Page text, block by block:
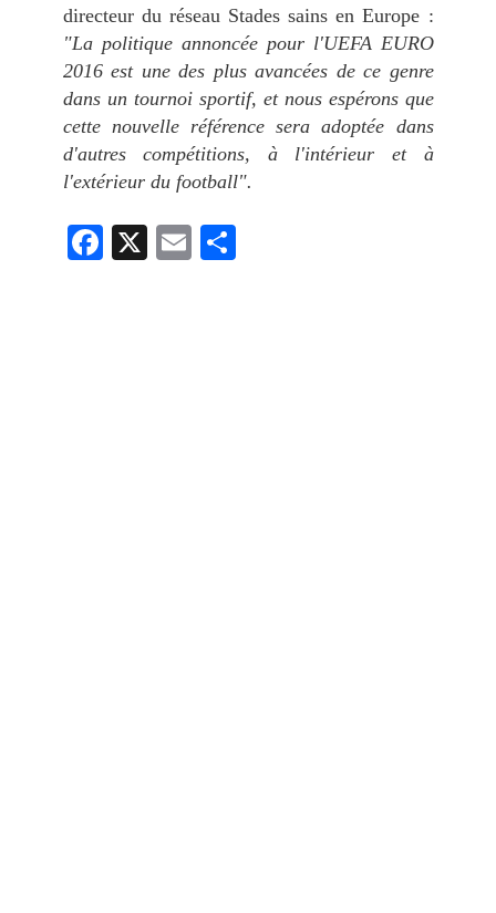
directeur du réseau Stades sains en Europe :
"La politique annoncée pour l'UEFA EURO
2016 est une des plus avancées de ce genre
dans un tournoi sportif, et nous espérons que
cette nouvelle référence sera adoptée dans
d'autres compétitions, à l'intérieur et à
l'extérieur du football".
Fa
ce
X E
m
Pa
rt